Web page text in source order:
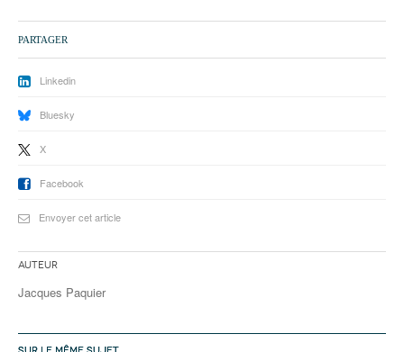
PARTAGER
Linkedin
Bluesky
X
Facebook
Envoyer cet article
Auteur
Jacques Paquier